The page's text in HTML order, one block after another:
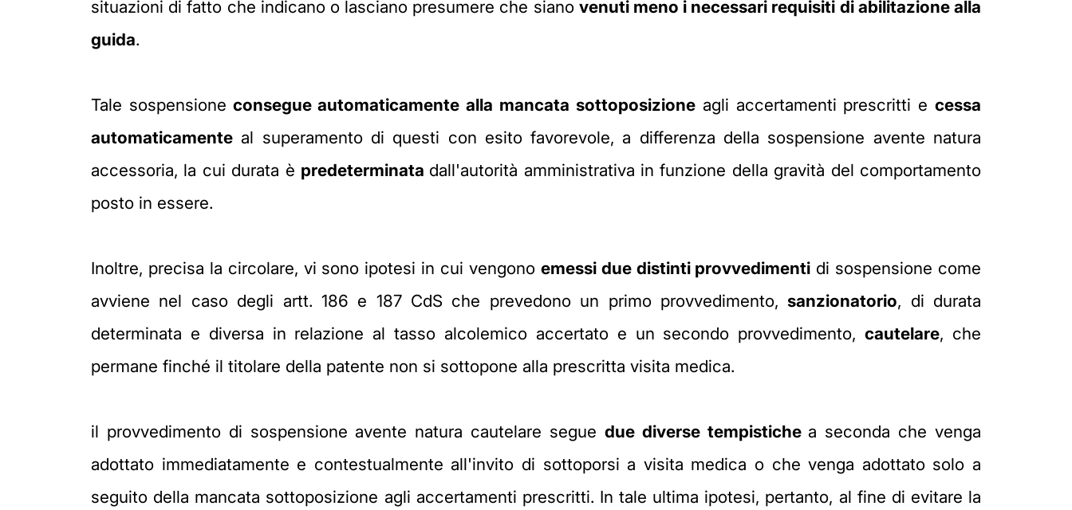
situazioni di fatto che indicano o lasciano presumere che siano venuti meno i necessari requisiti di abilitazione alla
guida.
Tale sospensione consegue automaticamente alla mancata sottoposizioneagli accertamenti prescritti ecessa
automaticamente al superamento di questi con esito favorevole, a differenza della sospensione avente natura
accessoria, la cui durata è predeterminata dall'autorità amministrativa in funzione della gravità del comportamento
posto in essere.
Inoltre, precisa la circolare, vi sono ipotesi in cui vengono emessi due distinti provvedimenti di sospensione come
avviene nel caso degli artt. 186 e 187 CdS che prevedono un primo provvedimento,sanzionatorio, di durata
determinata e diversa in relazione al tasso alcolemico accertato e un secondo provvedimento,cautelare, che
permane finché il titolare della patente non si sottopone alla prescritta visita medica.
il provvedimento di sospensione avente natura cautelare segue due diverse tempistiche a seconda che venga
adottato immediatamente e contestualmente all'invito di sottoporsi a visita medica o che venga adottato solo a
seguito della mancata sottoposizione agli accertamenti prescritti. In tale ultima ipotesi, pertanto, al fine di evitare la